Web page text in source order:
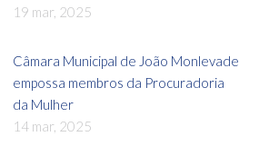
19 mar, 2025
Câmara Municipal de João Monlevade
empossa membros da Procuradoria
da Mulher
14 mar, 2025